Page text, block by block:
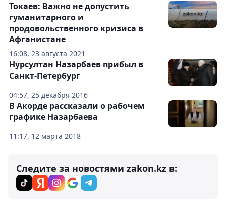
16:08, 23 августа 2021
Токаев: Важно не допустить
гуманитарного и
продовольственного кризиса в
Афганистане
04:57, 25 декабря 2016
Нурсултан Назарбаев прибыл в
Санкт-Петербург
11:17, 12 марта 2018
В Акорде рассказали о рабочем
графике Назарбаева
Следите за новостями zakon.kz в: